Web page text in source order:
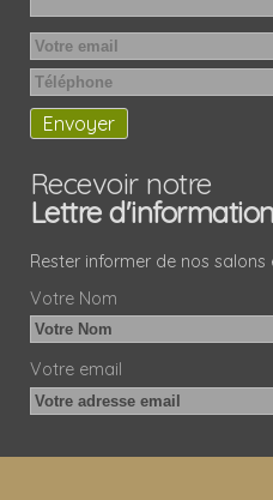
Recevoir notre
Lettre d'information
Rester informer de nos
Votre Nom
Votre email